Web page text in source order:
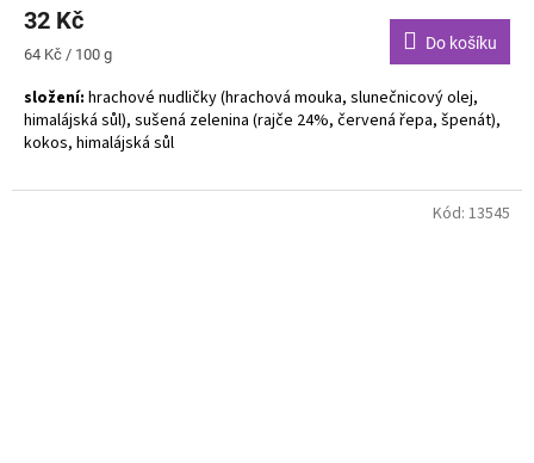
32 Kč
Měrná
64 Kč / 100 g
Do košíku
složení: hrachové nudličky (hrachová mouka, slunečnicový olej,
himalájská sůl), sušená zelenina (rajče 24%, červená řepa, špenát),
kokos, himalájská sůl
Alergeny uvedeny tučně. Bez lepku. Vegan. Bez GMO. Ruční výroba.
Kód: 13545